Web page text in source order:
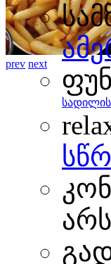
prev next
სადილის